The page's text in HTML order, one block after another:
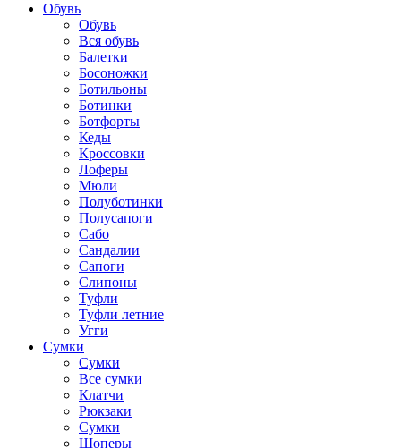
Обувь
Обувь
Вся обувь
Балетки
Босоножки
Ботильоны
Ботинки
Ботфорты
Кеды
Кроссовки
Лоферы
Мюли
Полуботинки
Полусапоги
Сабо
Сандалии
Сапоги
Слипоны
Туфли
Туфли летние
Угги
Сумки
Сумки
Все сумки
Клатчи
Рюкзаки
Сумки
Шоперы